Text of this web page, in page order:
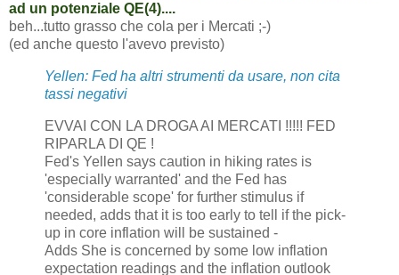
ad un potenziale QE(4)....
beh...tutto grasso che cola per i Mercati ;-)
(ed anche questo l'avevo previsto)
Yellen: Fed ha altri strumenti da usare, non cita
tassi negativi
EVVAI CON LA DROGA AI MERCATI !!!!! FED
RIPARLA DI QE !
Fed's Yellen says caution in hiking rates is
'especially warranted' and the Fed has
'considerable scope' for further stimulus if
needed, adds that it is too early to tell if the pick-
up in core inflation will be sustained -
Adds She is concerned by some low inflation
expectation readings and the inflation outlook